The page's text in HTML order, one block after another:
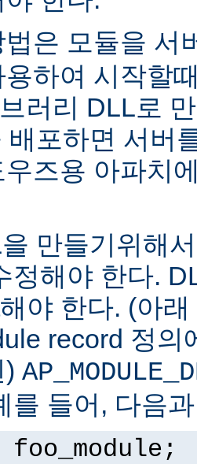
법은 모듈을 서
하여 시작할
러리 DLL로
배포하면 서버
우즈용 아파치
만들기위해
정해야 한다.
야 한다. (아
record 정의
)
를 들어, 다음
foo_module;